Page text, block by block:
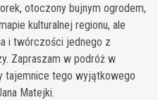
otoczony bujnym ogrodem,
kulturalnej regionu, ale
i twórczości jednego z
Zapraszam w podróż w
tajemnice tego wyjątkowego
Matejki.